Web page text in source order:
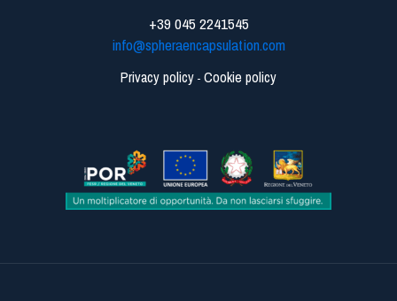
+39 045 2241545
info@spheraencapsulation.com
Privacy policy - Cookie policy